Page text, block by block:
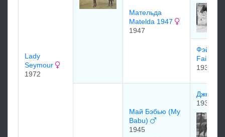
Lady
Seymour
1972
Мательда
Matelda 1947
1947
Фэйрли
Fairly
1939
Май Бэбью (My
Babu)
1945
1937